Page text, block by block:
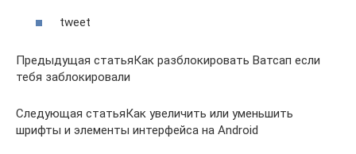
tweet
Предыдущая статьяКак разблокировать Ватсап если
тебя заблокировали
Следующая статьяКак увеличить или уменьшить
шрифты и элементы интерфейса на Android